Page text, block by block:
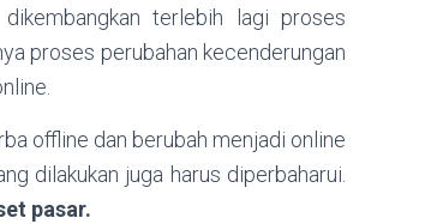
terlebih lagi proses
proses perubahan kecenderungan
offline dan berubah menjadi online
dilakukan juga harus diperbaharui.
pasar.